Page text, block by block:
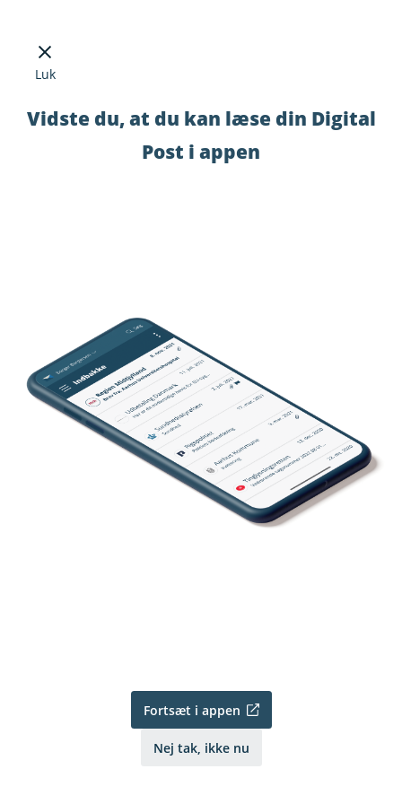
Luk
Vidste du, at du kan læse din Digital
Post i appen
Fortsæt i appen
Nej tak, ikke nu